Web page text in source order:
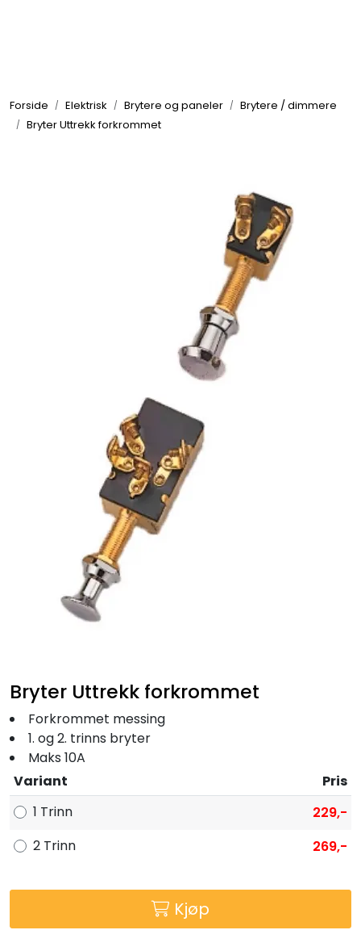
Forside Elektrisk Brytere og paneler
Brytere / dimmere
Bryter Uttrekk forkrommet
Bryter Uttrekk forkrommet
Forkrommet messing
1. og 2. trinns bryter
Maks 10A
Variant
Pris
1 Trinn
229,-
2 Trinn
269,-
Kjøp
Elektrisk
Fritid/Sikkerhet
Båtpleie/Opplag
Outlet
Kampanje